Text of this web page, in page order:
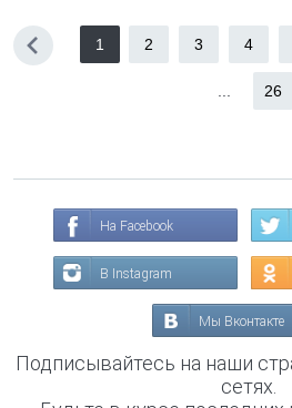
1 2 3 4
26
На Facebook
В Instagram
Мы Вконтакте
Подписывайтесь на наши
сетях.